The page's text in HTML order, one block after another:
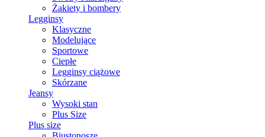
Żakiety i bombery
Legginsy
Klasyczne
Modelujące
Sportowe
Ciepłe
Legginsy ciążowe
Skórzane
Jeansy
Wysoki stan
Plus Size
Plus size